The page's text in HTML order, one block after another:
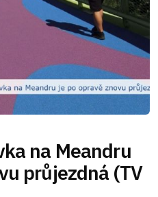
na Meandru
průjezdná (TV